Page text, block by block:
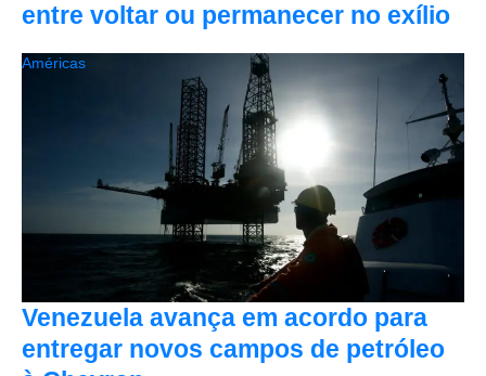
entre voltar ou permanecer no exílio
Venezuela avança em acordo para
entregar novos campos de petróleo
Américas